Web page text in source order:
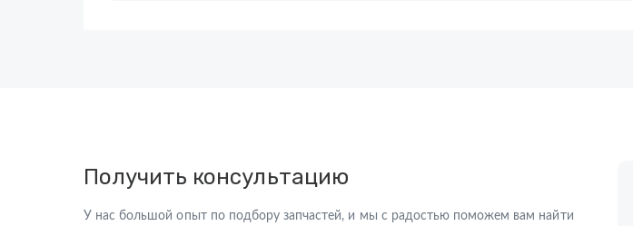
Получить консультацию
У нас большой опыт по подбору запчастей, и мы с радостью поможем вам найти